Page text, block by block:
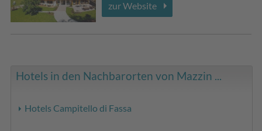
zur Website
Hotels in den Nachbarorten von Mazzin ...
Hotels Campitello di Fassa